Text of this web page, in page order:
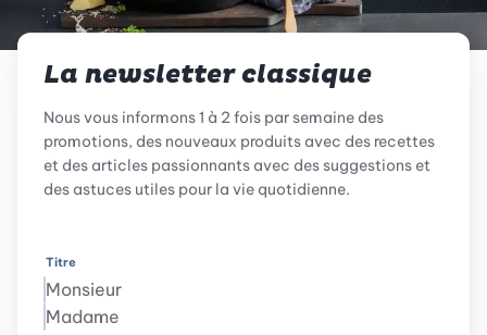
La newsletter classique
Nous vous informons 1 à 2 fois par semaine des
promotions, des nouveaux produits avec des recettes
et des articles passionnants avec des suggestions et
des astuces utiles pour la vie quotidienne.
Titre
Monsieur
Madame